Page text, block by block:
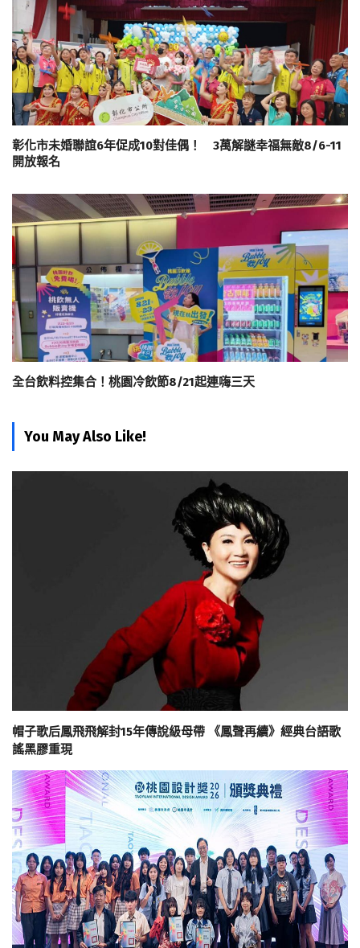
彰化市未婚聯誼6年促成10對佳偶！ 3萬解謎幸福無敵8/6-11
開放報名
全台飲料控集合！桃園冷飲節8/21起連嗨三天
You May Also Like!
帽子歌后鳳飛飛解封15年傳說級母帶 《鳳聲再續》經典台語歌
謠黑膠重現